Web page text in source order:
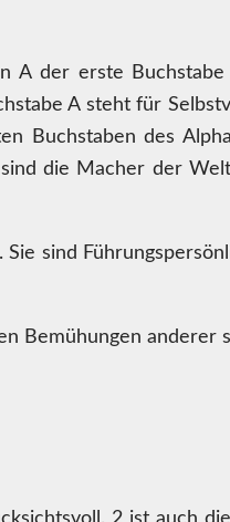
A der erste
A steht für
Buchstaben des
die Macher der
sind
Bemühungen anderer